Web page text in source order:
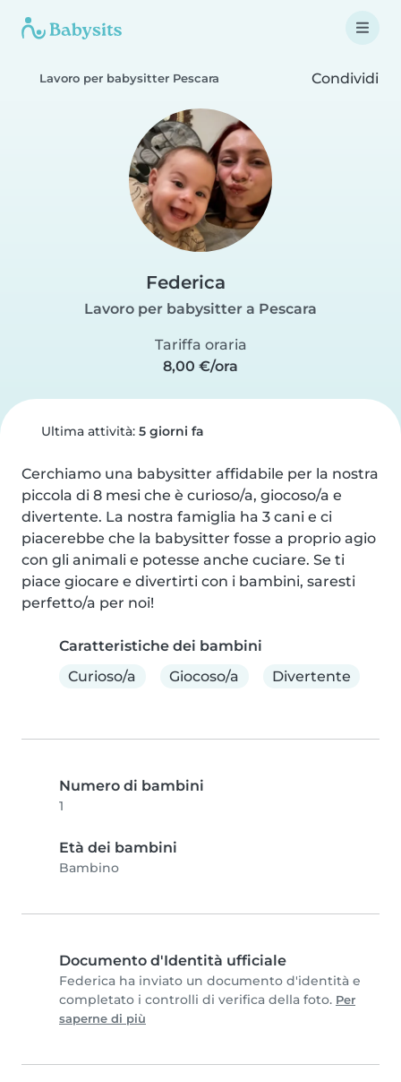
Lavoro per babysitter Pescara Condividi
Federica
Lavoro per babysitter a Pescara
Tariffa oraria
8,00 €/ora
Ultima attività: 5 giorni fa
Cerchiamo una babysitter affidabile per la nostra
piccola di 8 mesi che è curioso/a, giocoso/a e
divertente. La nostra famiglia ha 3 cani e ci
piacerebbe che la babysitter fosse a proprio agio
con gli animali e potesse anche cuciare. Se ti
piace giocare e divertirti con i bambini, saresti
perfetto/a per noi!
Caratteristiche dei bambini
Curioso/a
Giocoso/a Divertente
Numero di bambini
1
Età dei bambini
Bambino
Documento d'Identità ufficiale
Federica ha inviato un documento d'identità e
completato i controlli di verifica della foto. Per
saperne di più